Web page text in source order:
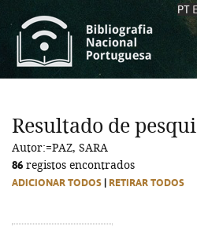
PT
Resultado de
Autor:=PAZ, SARA
86 registos encontrados
ADICIONAR TODOS RETIRAR TODOS